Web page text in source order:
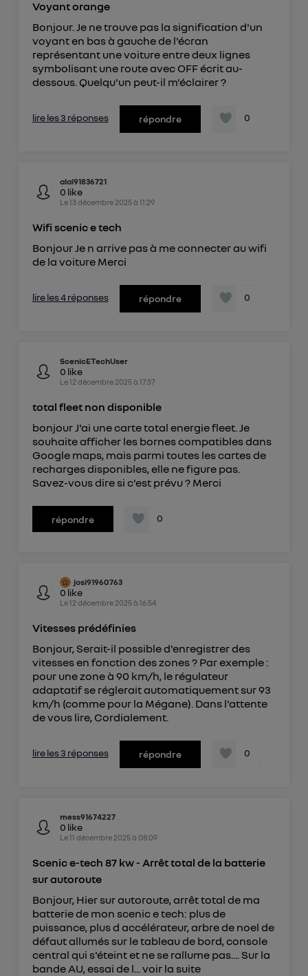
Voyant orange
Bonjour. Je ne trouve pas la signification d'un
voyant en bas à gauche de l'écran
représentant une voiture entre deux lignes
symbolisant une route avec OFF écrit au-
dessous. Quelqu'un peut-il m'éclairer ?
lire les 3 réponses répondre 0
alai91836721
0 like
Le13 décembre 2025à 11:29
Wifi scenic e tech
Bonjour Je n arrive pas à me connecter au wifi
de la voiture Merci
lire les 4 réponses répondre 0
ScenicETechUser
0 like
Le12 décembre 2025à 17:37
total fleet non disponible
bonjour J'ai une carte total energie fleet. Je
souhaite afficher les bornes compatibles dans
Google maps, mais parmi toutes les cartes de
recharges disponibles, elle ne figure pas.
Savez-vous dire si c'est prévu ? Merci
répondre 0
josi91960763
0 like
Le12 décembre 2025à 16:54
Vitesses prédéfinies
Bonjour, Serait-il possible d'enregistrer des
vitesses en fonction des zones ? Par exemple :
pour une zone à 90 km/h, le régulateur
adaptatif se réglerait automatiquement sur 93
km/h (comme pour la Mégane). Dans l'attente
de vous lire, Cordialement.
lire les 3 réponses répondre 0
mess91674227
0 like
Le11 décembre 2025à 08:09
Scenic e-tech 87 kw - Arrêt total de la batterie
sur autoroute
Bonjour, Hier sur autoroute, arrêt total de ma
batterie de mon scenic e tech: plus de
puissance, plus d accélérateur, arbre de noel de
défaut allumés sur le tableau de bord, console
central qui s'éteint et ne se rallume pas.... Sur la
bande AU, essai de l... voir la suite